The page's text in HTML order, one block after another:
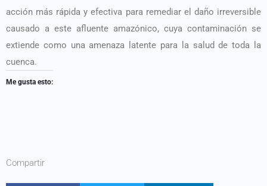
acción más rápida y efectiva para remediar el daño irreversible
causado a este afluente amazónico, cuya contaminación se
extiende como una amenaza latente para la salud de toda la
cuenca.
Me gusta esto:
Compartir